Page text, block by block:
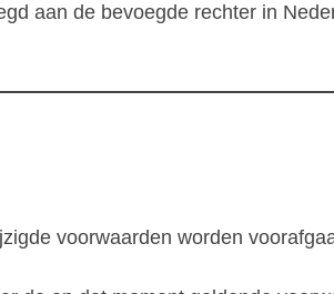
aan de bevoegde rechter in
voorwaarden worden